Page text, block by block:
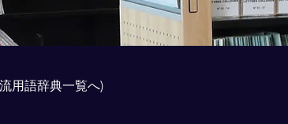
用語辞典一覧へ)